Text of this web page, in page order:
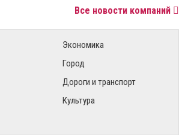
Все новости компаний
Экономика
Город
Дороги и транспорт
Культура